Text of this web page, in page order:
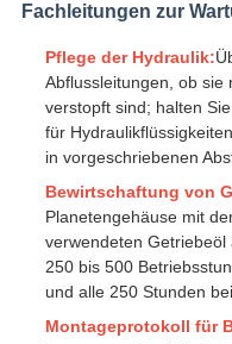
Fachleitungen zur
Pflege der Hydraulik:
Abflussleitungen, ob sie
verstopft sind; halten
für
in vorgeschriebenen
Bewirtschaftung von
Planetengehäuse mit
verwendeten
250 bis 500
und alle 250 Stunden
Montageprotokoll für